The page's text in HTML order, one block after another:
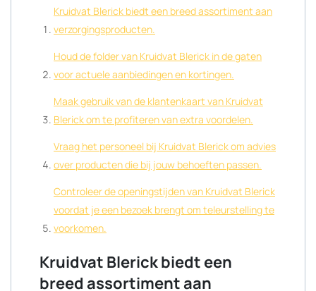
Kruidvat Blerick biedt een breed assortiment aan
verzorgingsproducten.
Houd de folder van Kruidvat Blerick in de gaten
voor actuele aanbiedingen en kortingen.
Maak gebruik van de klantenkaart van Kruidvat
Blerick om te profiteren van extra voordelen.
Vraag het personeel bij Kruidvat Blerick om advies
over producten die bij jouw behoeften passen.
Controleer de openingstijden van Kruidvat Blerick
voordat je een bezoek brengt om teleurstelling te
voorkomen.
Kruidvat Blerick biedt een
breed assortiment aan